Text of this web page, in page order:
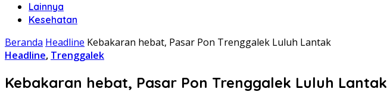
Lainnya
Kesehatan
Beranda Headline Kebakaran hebat, Pasar Pon Trenggalek Luluh Lantak
Headline, Trenggalek
Kebakaran hebat, Pasar Pon Trenggalek Luluh Lantak